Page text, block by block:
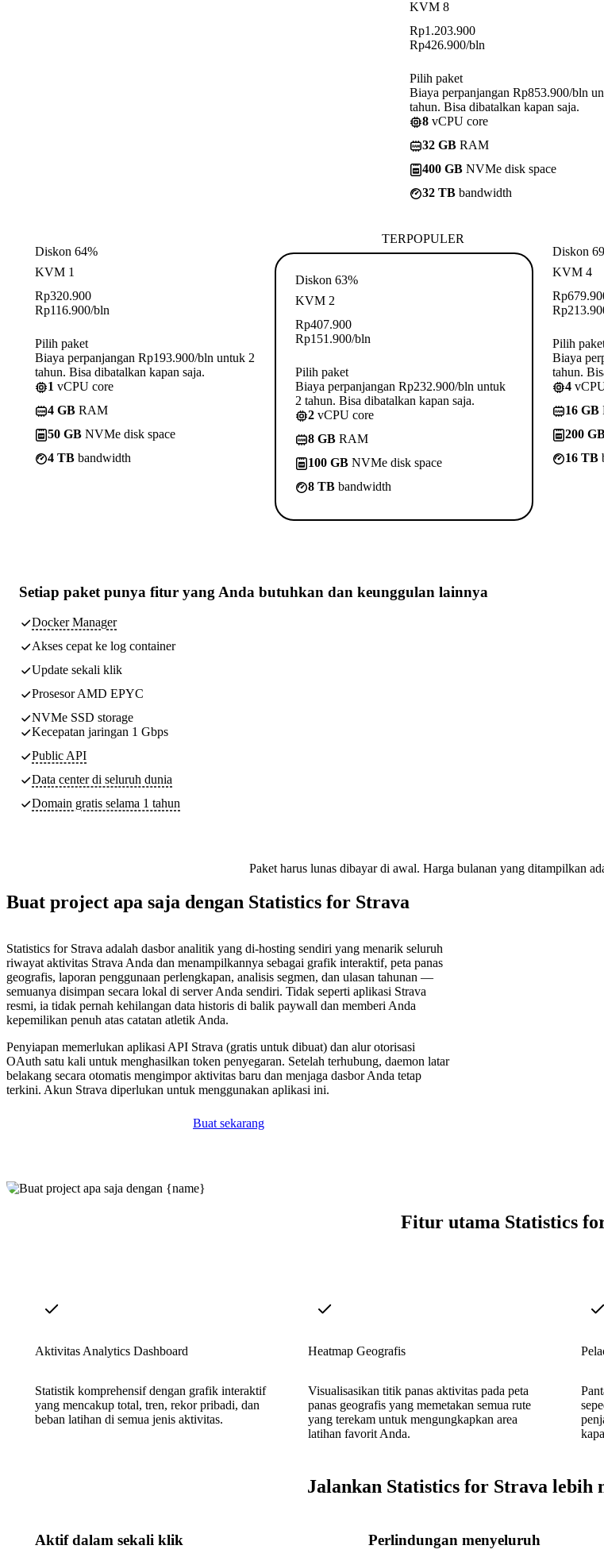
KVM 8
Rp1.203.900
Rp426.900/bln
Pilih paket
Biaya perpanjangan Rp853.900/bln
tahun. Bisa dibatalkan kapan saja.
8 vCPU core
32 GB RAM
400 GB NVMe disk space
32 TB bandwidth
Diskon 64%
KVM 1
Rp320.900
Rp116.900/bln
Pilih paket
Biaya perpanjangan Rp193.900/bln untuk 2
tahun. Bisa dibatalkan kapan saja.
1 vCPU core
4 GB RAM
50 GB NVMe disk space
4 TB bandwidth
TERPOPULER
Diskon 63%
KVM 2
Rp407.900
Rp151.900/bln
Pilih paket
Biaya perpanjangan Rp232.900/bln untuk
2 tahun. Bisa dibatalkan kapan saja.
2 vCPU core
8 GB RAM
100 GB NVMe disk space
8 TB bandwidth
Diskon
KVM 4
Rp
Rp
Pilih
Biaya
tahun.
4
16 GB
200
16 TB
Setiap paket punya fitur yang Anda butuhkan dan keunggulan lainnya
Docker Manager
Akses cepat ke log container
Update sekali klik
Prosesor AMD EPYC
NVMe SSD storage
Kecepatan jaringan 1 Gbps
Public API
Data center di seluruh dunia
Domain gratis selama 1 tahun
Paket harus lunas dibayar di awal. Harga bulanan yang ditampilkan
Buat project apa saja dengan Statistics for Strava
Statistics for Strava adalah dasbor analitik yang di-hosting sendiri yang menarik seluruh
riwayat aktivitas Strava Anda dan menampilkannya sebagai grafik interaktif, peta panas
geografis, laporan penggunaan perlengkapan, analisis segmen, dan ulasan tahunan —
semuanya disimpan secara lokal di server Anda sendiri. Tidak seperti aplikasi Strava
resmi, ia tidak pernah kehilangan data historis di balik paywall dan memberi Anda
kepemilikan penuh atas catatan atletik Anda.
Penyiapan memerlukan aplikasi API Strava (gratis untuk dibuat) dan alur otorisasi
OAuth satu kali untuk menghasilkan token penyegaran. Setelah terhubung, daemon latar
belakang secara otomatis mengimpor aktivitas baru dan menjaga dasbor Anda tetap
terkini. Akun Strava diperlukan untuk menggunakan aplikasi ini.
Buat sekarang
Fitur utama Statistics
Aktivitas Analytics Dashboard
Statistik komprehensif dengan grafik interaktif
yang mencakup total, tren, rekor pribadi, dan
beban latihan di semua jenis aktivitas.
Heatmap Geografis
Visualisasikan titik panas aktivitas pada peta
panas geografis yang memetakan semua rute
yang terekam untuk mengungkapkan area
latihan favorit Anda.
Jalankan Statistics for Strava lebih
Aktif dalam sekali klik Perlindungan menyeluruh